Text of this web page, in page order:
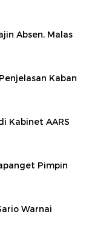
Absen, Malas
Kaban
Kabinet AARS
Pimpin
Warnai